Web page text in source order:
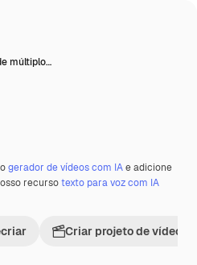
múltiplo…
gerador de vídeos com IAe adicione
recursotexto para voz com IA
Criar projeto de vídeo